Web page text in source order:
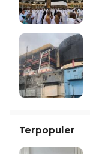
Terpopuler